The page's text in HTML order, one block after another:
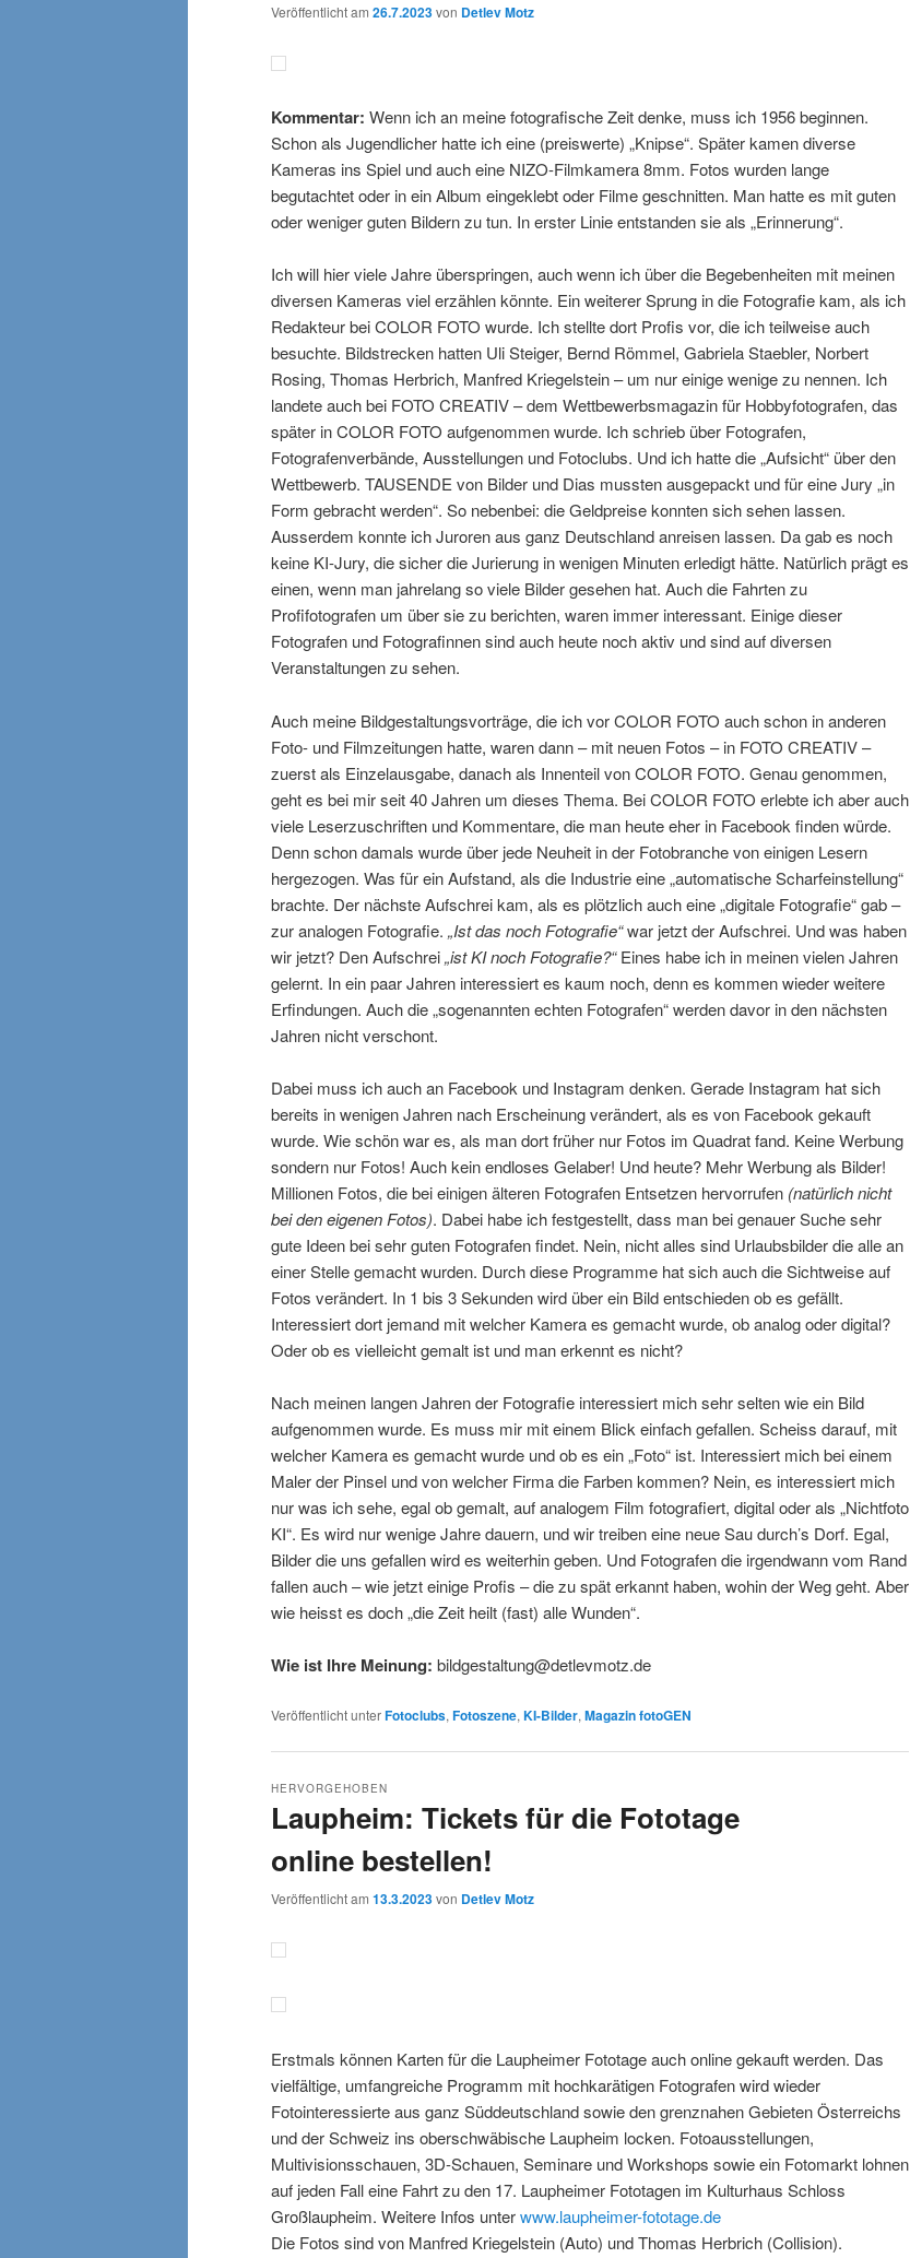
Veröffentlicht am 26.7.2023von Detlev Motz
Kommentar: Wenn ich an meine fotografische Zeit denke, muss ich 1956 beginnen.
Schon als Jugendlicher hatte ich eine (preiswerte) „Knipse“. Später kamen diverse
Kameras ins Spiel und auch eine NIZO-Filmkamera 8mm. Fotos wurden lange
begutachtet oder in ein Album eingeklebt oder Filme geschnitten. Man hatte es mit guten
oder weniger guten Bildern zu tun. In erster Linie entstanden sie als „Erinnerung“.
Ich will hier viele Jahre überspringen, auch wenn ich über die Begebenheiten mit meinen
diversen Kameras viel erzählen könnte. Ein weiterer Sprung in die Fotografie kam, als ich
Redakteur bei COLOR FOTO wurde. Ich stellte dort Profis vor, die ich teilweise auch
besuchte. Bildstrecken hatten Uli Steiger, Bernd Römmel, Gabriela Staebler, Norbert
Rosing, Thomas Herbrich, Manfred Kriegelstein – um nur einige wenige zu nennen. Ich
landete auch bei FOTO CREATIV – dem Wettbewerbsmagazin für Hobbyfotografen, das
später in COLOR FOTO aufgenommen wurde. Ich schrieb über Fotografen,
Fotografenverbände, Ausstellungen und Fotoclubs. Und ich hatte die „Aufsicht“ über den
Wettbewerb. TAUSENDE von Bilder und Dias mussten ausgepackt und für eine Jury „in
Form gebracht werden“. So nebenbei: die Geldpreise konnten sich sehen lassen.
Ausserdem konnte ich Juroren aus ganz Deutschland anreisen lassen. Da gab es noch
keine KI-Jury, die sicher die Jurierung in wenigen Minuten erledigt hätte. Natürlich prägt es
einen, wenn man jahrelang so viele Bilder gesehen hat. Auch die Fahrten zu
Profifotografen um über sie zu berichten, waren immer interessant. Einige dieser
Fotografen und Fotografinnen sind auch heute noch aktiv und sind auf diversen
Veranstaltungen zu sehen.
Auch meine Bildgestaltungsvorträge, die ich vor COLOR FOTO auch schon in anderen
Foto- und Filmzeitungen hatte, waren dann – mit neuen Fotos – in FOTO CREATIV –
zuerst als Einzelausgabe, danach als Innenteil von COLOR FOTO. Genau genommen,
geht es bei mir seit 40 Jahren um dieses Thema. Bei COLOR FOTO erlebte ich aber auch
viele Leserzuschriften und Kommentare, die man heute eher in Facebook finden würde.
Denn schon damals wurde über jede Neuheit in der Fotobranche von einigen Lesern
hergezogen. Was für ein Aufstand, als die Industrie eine „automatische Scharfeinstellung“
brachte. Der nächste Aufschrei kam, als es plötzlich auch eine „digitale Fotografie“ gab –
zur analogen Fotografie. „Ist das noch Fotografie“war jetzt der Aufschrei. Und was haben
wir jetzt? Den Aufschrei„ist KI noch Fotografie?“Eines habe ich in meinen vielen Jahren
gelernt. In ein paar Jahren interessiert es kaum noch, denn es kommen wieder weitere
Erfindungen. Auch die „sogenannten echten Fotografen“ werden davor in den nächsten
Jahren nicht verschont.
Dabei muss ich auch an Facebook und Instagram denken. Gerade Instagram hat sich
bereits in wenigen Jahren nach Erscheinung verändert, als es von Facebook gekauft
wurde. Wie schön war es, als man dort früher nur Fotos im Quadrat fand. Keine Werbung
sondern nur Fotos! Auch kein endloses Gelaber! Und heute? Mehr Werbung als Bilder!
Millionen Fotos, die bei einigen älteren Fotografen Entsetzen hervorrufen (natürlich nicht
bei den eigenen Fotos). Dabei habe ich festgestellt, dass man bei genauer Suche sehr
gute Ideen bei sehr guten Fotografen findet. Nein, nicht alles sind Urlaubsbilder die alle an
einer Stelle gemacht wurden. Durch diese Programme hat sich auch die Sichtweise auf
Fotos verändert. In 1 bis 3 Sekunden wird über ein Bild entschieden ob es gefällt.
Interessiert dort jemand mit welcher Kamera es gemacht wurde, ob analog oder digital?
Oder ob es vielleicht gemalt ist und man erkennt es nicht?
Nach meinen langen Jahren der Fotografie interessiert mich sehr selten wie ein Bild
aufgenommen wurde. Es muss mir mit einem Blick einfach gefallen. Scheiss darauf, mit
welcher Kamera es gemacht wurde und ob es ein „Foto“ ist. Interessiert mich bei einem
Maler der Pinsel und von welcher Firma die Farben kommen? Nein, es interessiert mich
nur was ich sehe, egal ob gemalt, auf analogem Film fotografiert, digital oder als „Nichtfoto
KI“. Es wird nur wenige Jahre dauern, und wir treiben eine neue Sau durch’s Dorf. Egal,
Bilder die uns gefallen wird es weiterhin geben. Und Fotografen die irgendwann vom Rand
fallen auch – wie jetzt einige Profis – die zu spät erkannt haben, wohin der Weg geht. Aber
wie heisst es doch „die Zeit heilt (fast) alle Wunden“.
Wie ist Ihre Meinung: bildgestaltung@detlevmotz.de
Veröffentlicht unterFotoclubs, Fotoszene, KI-Bilder, Magazin fotoGEN
Laupheim: Tickets für die Fototage
online bestellen!
HERVORGEHOBEN
Veröffentlicht am 13.3.2023von Detlev Motz
Erstmals können Karten für die Laupheimer Fototage auch online gekauft werden. Das
vielfältige, umfangreiche Programm mit hochkarätigen Fotografen wird wieder
Fotointeressierte aus ganz Süddeutschland sowie den grenznahen Gebieten Österreichs
und der Schweiz ins oberschwäbische Laupheim locken. Fotoausstellungen,
Multivisionsschauen, 3D-Schauen, Seminare und Workshops sowie ein Fotomarkt lohnen
auf jeden Fall eine Fahrt zu den 17. Laupheimer Fototagen im Kulturhaus Schloss
Großlaupheim. Weitere Infos unterwww.laupheimer-fototage.de
Die Fotos sind von Manfred Kriegelstein (Auto) und Thomas Herbrich (Collision).